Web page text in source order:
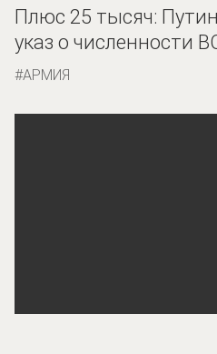
Плюс 25 тысяч:
указ о численности
АРМИЯ